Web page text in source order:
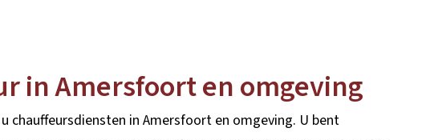
in Amersfoort en omgeving
chauffeursdiensten in Amersfoort en omgeving. U bent